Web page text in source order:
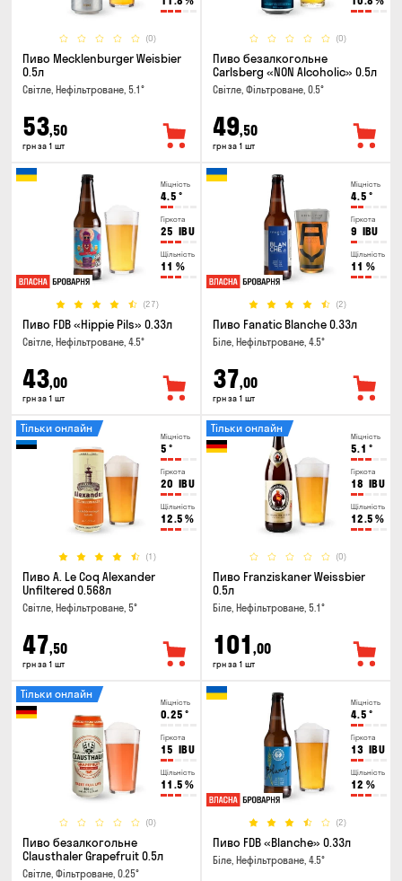
(0)
Пиво Mecklenburger Weisbier
0.5л
Світле, Нефільтроване, 5.1°
53,50
грн за 1 шт
(0)
Пиво безалкогольне
Carlsberg «NON Alcoholic» 0.5л
Світле, Фільтроване, 0.5°
49,50
грн за 1 шт
Міцність
4.5 °
Гіркота
25 IBU
Щільність
11 %
(27)
Пиво FDB «Hippie Pils» 0.33л
Світле, Нефільтроване, 4.5°
43,00
грн за 1 шт
Міцність
4.5 °
Гіркота
9 IBU
Щільність
11 %
(2)
Пиво Fanatic Blanche 0.33л
Біле, Нефільтроване, 4.5°
37,00
грн за 1 шт
Міцність
5 °
Гіркота
20 IBU
Щільність
12.5 %
(1)
Тільки онлайн
Пиво A. Le Coq Alexander
Unfiltered 0.568л
Світле, Нефільтроване, 5°
47,50
грн за 1 шт
Міцність
5.1 °
Гіркота
18 IBU
Щільність
12.5 %
(0)
Тільки онлайн
Пиво Franziskaner Weissbier
0.5л
Біле, Нефільтроване, 5.1°
101 ,00
грн за 1 шт
Міцність
0.25 °
Гіркота
15 IBU
Щільність
11.5 %
(0)
Тільки онлайн
Пиво безалкогольне
Clausthaler Grapefruit 0.5л
Світле, Фільтроване, 0.25°
Міцність
4.5 °
Гіркота
13 IBU
Щільність
12 %
(2)
Пиво FDB «Blanche» 0.33л
Біле, Нефільтроване, 4.5°